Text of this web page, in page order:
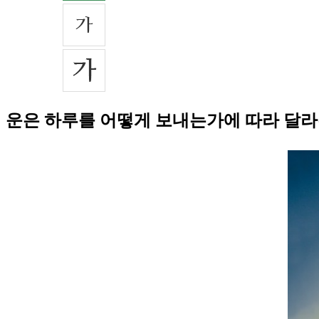
운은 하루를 어떻게 보내는가에 따라 달